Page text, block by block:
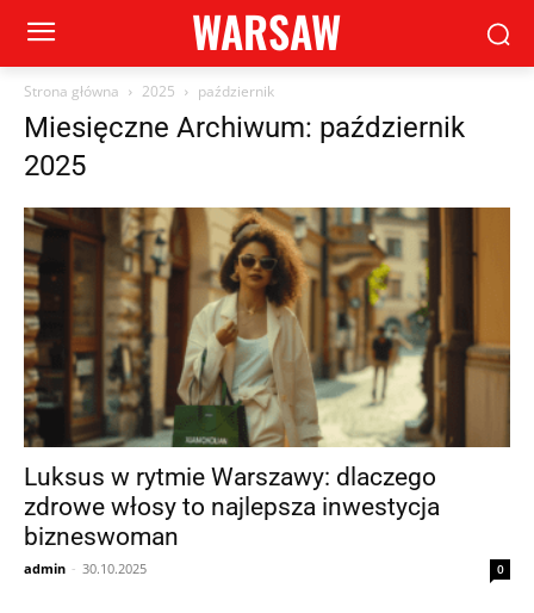
WARSAW
Strona główna 2025 październik
Miesięczne Archiwum: październik
2025
Luksus w rytmie Warszawy: dlaczego
zdrowe włosy to najlepsza inwestycja
bizneswoman
admin - 30.10.2025 0